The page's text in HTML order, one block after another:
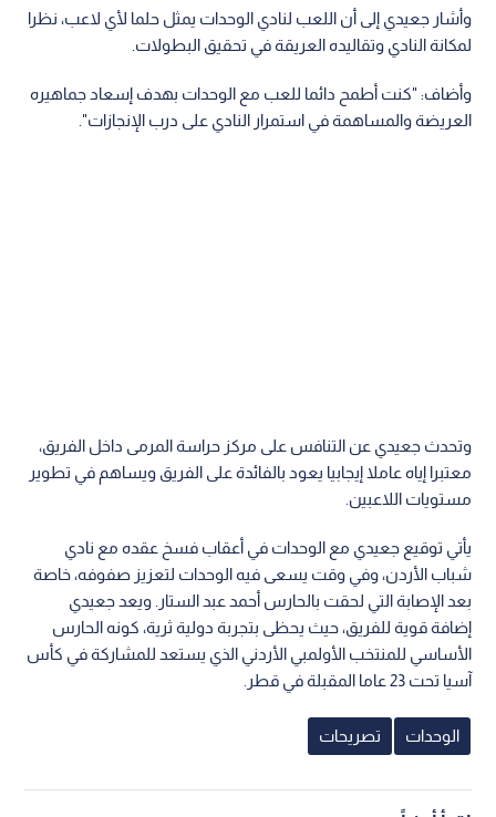
وأشار جعيدي إلى أن اللعب لنادي الوحدات يمثل حلما لأي لاعب، نظرا
لمكانة النادي وتقاليده العريقة في تحقيق البطولات.
وأضاف: "كنت أطمح دائما للعب مع الوحدات بهدف إسعاد جماهيره
العريضة والمساهمة في استمرار النادي على درب الإنجازات".
وتحدث جعيدي عن التنافس على مركز حراسة المرمى داخل الفريق،
معتبرا إياه عاملا إيجابيا يعود بالفائدة على الفريق ويساهم في تطوير
مستويات اللاعبين.
يأتي توقيع جعيدي مع الوحدات في أعقاب فسخ عقده مع نادي
شباب الأردن، وفي وقت يسعى فيه الوحدات لتعزيز صفوفه، خاصة
بعد الإصابة التي لحقت بالحارس أحمد عبد الستار. ويعد جعيدي
إضافة قوية للفريق، حيث يحظى بتجربة دولية ثرية، كونه الحارس
الأساسي للمنتخب الأولمبي الأردني الذي يستعد للمشاركة في كأس
آسيا تحت 23 عاما المقبلة في قطر.
الوحدات تصريحات